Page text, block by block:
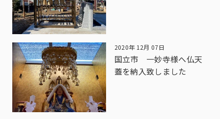
2020年 12月 07日
国立市 一妙寺様へ仏天
蓋を納入致しました